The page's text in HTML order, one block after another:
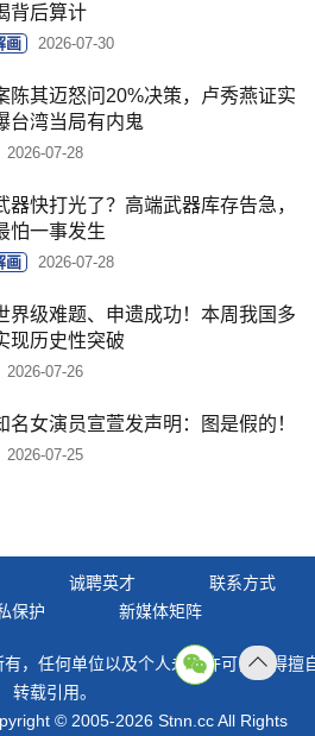
背后算计
画 2026-07-30
陈其迈怒问20%决策，卢秀燕证实
台湾当局有内鬼
2026-07-28
器快打光了？高端武器库存告急，
怕一事发生
画 2026-07-28
界级难题、申遗成功！本周我国多
现历史性突破
2026-07-26
名女演员宣萱发声明：图是假的！
2026-07-25
诚聘英才
联系方式
保护 新媒体矩阵
，任何单位以及个人未经许可，不得擅
转载引用。
© 2005-2026 Stnn.cc All Rights
顶部